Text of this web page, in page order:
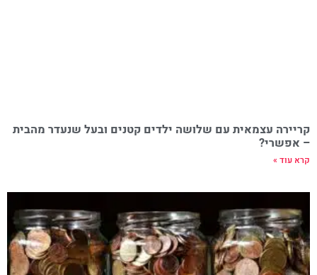
קריירה עצמאית עם שלושה ילדים קטנים ובעל שנעדר מהבית
– אפשרי?
קרא עוד »